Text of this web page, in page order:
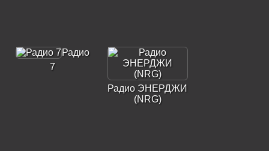
Радио
7
Радио ЭНЕРДЖИ
(NRG)